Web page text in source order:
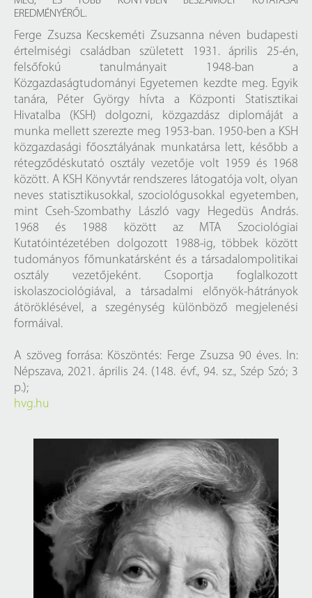
EREDMÉNYÉRŐL.
Ferge Zsuzsa Kecskeméti Zsuzsanna néven budapesti
értelmiségi családban született 1931. április 25-én,
felsőfokú tanulmányait 1948-ban a
Közgazdaságtudományi Egyetemen kezdte meg. Egyik
tanára, Péter György hívta a Központi Statisztikai
Hivatalba (KSH) dolgozni, közgazdász diplomáját a
munka mellett szerezte meg 1953-ban. 1950-ben a KSH
közgazdasági főosztályának munkatársa lett, később a
rétegződéskutató osztály vezetője volt 1959 és 1968
között. A KSH Könyvtár rendszeres látogatója volt, olyan
neves statisztikusokkal, szociológusokkal egyetemben,
mint Cseh-Szombathy László vagy Hegedüs András.
1968 és 1988 között az MTA Szociológiai
Kutatóintézetében dolgozott 1988-ig, többek között
tudományos főmunkatársként és a társadalompolitikai
osztály vezetőjeként. Csoportja foglalkozott
iskolaszociológiával, a társadalmi előnyök-hátrányok
átöröklésével, a szegénység különböző megjelenési
formáival.
A szöveg forrása: Köszöntés: Ferge Zsuzsa 90 éves. In:
Népszava, 2021. április 24. (148. évf., 94. sz., Szép Szó; 3
p.);
hvg.hu